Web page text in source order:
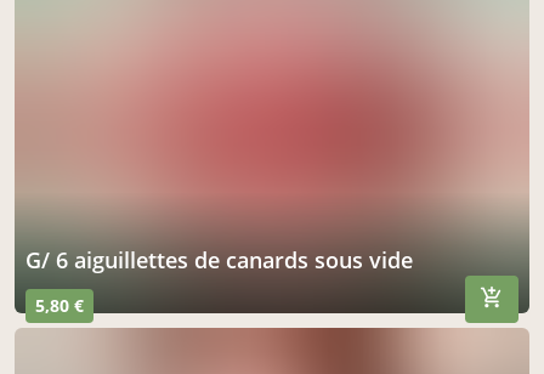
g/ 6 aiguillettes de canards sous vide
5,80 €